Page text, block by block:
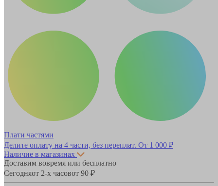
Плати частями
Делите оплату на 4 части, без переплат. От 1 000 ₽
Наличие в магазинах
Доставим вовремя или бесплатно
Сегодняот 2-х часовот 90 ₽